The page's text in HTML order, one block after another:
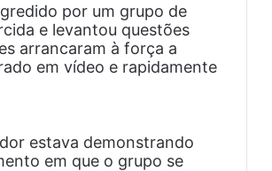
por um grupo de
e levantou questões
arrancaram à força a
em vídeo e rapidamente
estava demonstrando
em que o grupo se